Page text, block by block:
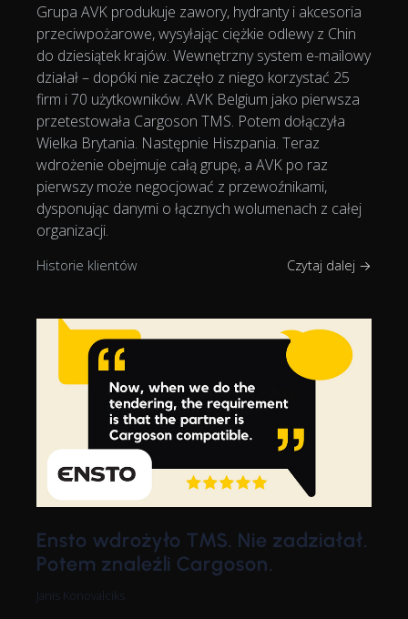
Grupa AVK produkuje zawory, hydranty i akcesoria
przeciwpożarowe, wysyłając ciężkie odlewy z Chin
do dziesiątek krajów. Wewnętrzny system e-mailowy
działał – dopóki nie zaczęło z niego korzystać 25
firm i 70 użytkowników. AVK Belgium jako pierwsza
przetestowała Cargoson TMS. Potem dołączyła
Wielka Brytania. Następnie Hiszpania. Teraz
wdrożenie obejmuje całą grupę, a AVK po raz
pierwszy może negocjować z przewoźnikami,
dysponując danymi o łącznych wolumenach z całej
organizacji.
Historie klientów Czytaj dalej →
Ensto wdrożyło TMS. Nie zadziałał.
Potem znaleźli Cargoson.
Janis Konovalciks